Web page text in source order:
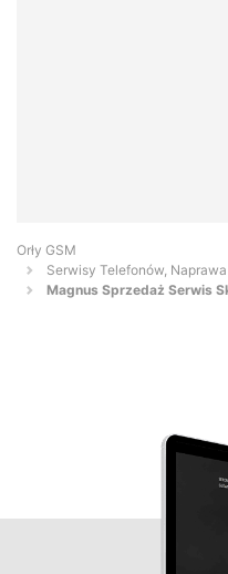
Orły GSM
Serwisy Telefonów,
Magnus Sprzedaż Serwis